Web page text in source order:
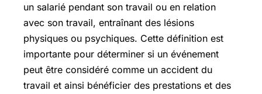
un salarié pendant son travail ou en relation
avec son travail, entraînant des lésions
physiques ou psychiques. Cette définition est
importante pour déterminer si un événement
peut être considéré comme un accident du
travail et ainsi bénéficier des prestations et des